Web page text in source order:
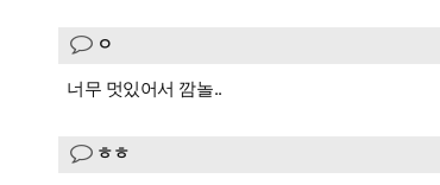
ㅇ
너무 멋있어서 깜놀..
ㅎㅎ